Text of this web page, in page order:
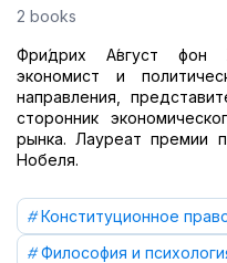
2 books
Фри́дрих А́вгуст фон
экономист и
направления,
сторонник
рынка. Лауреат премии
Нобеля.
Конституционное
Философия и